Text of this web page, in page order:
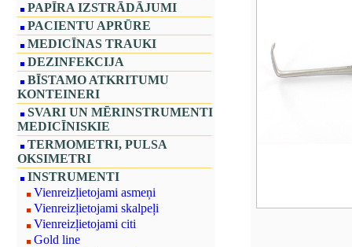
PAPĪRA IZSTRĀDĀJUMI
PACIENTU APRŪRE
MEDICĪNAS TRAUKI
DEZINFEKCIJA
BĪSTAMO ATKRITUMU
KONTEINERI
SVARI UN MĒRINSTRUMENTI
MEDICĪNISKIE
TERMOMETRI, PULSA
OKSIMETRI
INSTRUMENTI
Vienreizļietojami asmeņi
Vienreizļietojami skalpeļi
Vienreizļietojami citi
Gold line